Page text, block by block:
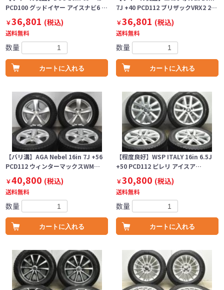
PCD100 グッドイヤー アイスナビ6 …
￥36,801 (税込)
送料無料
数量
カートに入れる
7J +40 PCD112 ブリザックVRX2 2…
￥36,801 (税込)
送料無料
数量
カートに入れる
【バリ溝】AGA Nebel 16in 7J +56
PCD112 ウィンターマックスWM…
￥40,800 (税込)
送料無料
数量
カートに入れる
【程度良好】WSP ITALY 16in 6.5J
+50 PCD112 ピレリ アイスア…
￥30,800 (税込)
送料無料
数量
カートに入れる